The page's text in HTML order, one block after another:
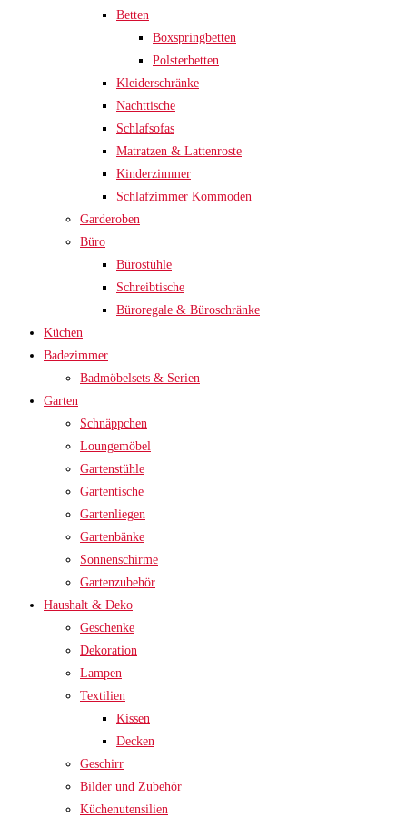
Betten
Boxspringbetten
Polsterbetten
Kleiderschränke
Nachttische
Schlafsofas
Matratzen & Lattenroste
Kinderzimmer
Schlafzimmer Kommoden
Garderoben
Büro
Bürostühle
Schreibtische
Büroregale & Büroschränke
Küchen
Badezimmer
Badmöbelsets & Serien
Garten
Schnäppchen
Loungemöbel
Gartenstühle
Gartentische
Gartenliegen
Gartenbänke
Sonnenschirme
Gartenzubehör
Haushalt & Deko
Geschenke
Dekoration
Lampen
Textilien
Kissen
Decken
Geschirr
Bilder und Zubehör
Küchenutensilien